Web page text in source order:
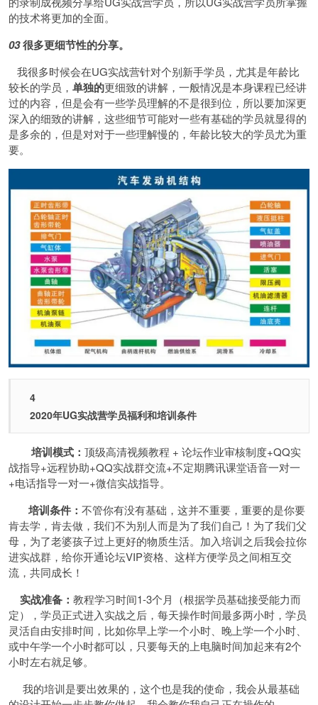
的技术将更加的全面。
03很多更细节性的分享。
我很多时候会在UG实战营针对个别新手学员，尤其是年龄比
较长的学员， 单独的更细致的讲解，一般情况是本身课程已经讲
过的内容，但是会有一些学员理解的不是很到位，所以要加深更
深入的细致的讲解，这些细节可能对一些有基础的学员就显得的
是多余的，但是对对于一些理解慢的，年龄比较大的学员尤为重
要。
4
2020年UG实战营学员福利和培训条件
培训模式： 顶级高清视频教程 + 论坛作业审核制度+QQ实
战指导+远程协助+QQ实战群交流+不定期腾讯课堂语音一对一
+电话指导一对一+微信实战指导。
培训条件： 不管你有没有基础，这并不重要，重要的是你要
肯去学，肯去做，我们不为别人而是为了我们自己！为了我们父
母，为了老婆孩子过上更好的物质生活。加入培训之后我会拉你
进实战群，给你开通论坛VIP资格、这样方便学员之间相互交
流，共同成长！
实战准备： 教程学习时间1-3个月（根据学员基础接受能力而
定），学员正式进入实战之后，每天操作时间最多两小时，学员
灵活自由安排时间，比如你早上学一个小时、晚上学一个小时、
或中午学一个小时都可以，只要每天的上电脑时间加起来有2个
小时左右就足够。
我的培训是要出效果的，这个也是我的使命，我会从最基础